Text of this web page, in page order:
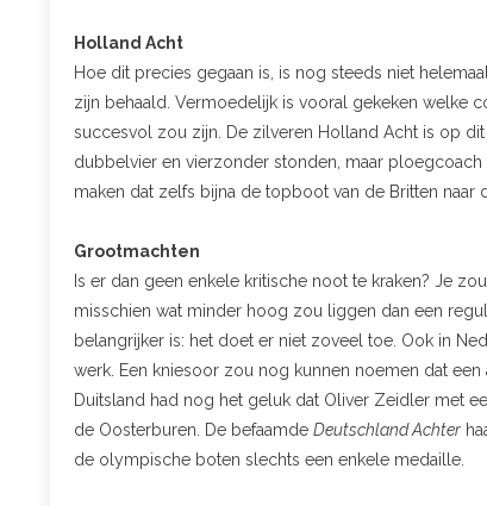
Holland Acht
Hoe dit precies gegaan is, is nog steeds niet
zijn behaald. Vermoedelijk is vooral gekeken welke
succesvol zou zijn. De zilveren Holland Acht is op
dubbelvier en vierzonder stonden, maar
maken dat zelfs bijna de topboot van de Britten naar
Grootmachten
Is er dan geen enkele kritische noot te kraken? Je
misschien wat minder hoog zou liggen dan een
belangrijker is: het doet er niet zoveel toe. Ook in
werk. Een kniesoor zou nog kunnen noemen dat
Duitsland had nog het geluk dat Oliver Zeidler met
de Oosterburen. De befaamde Deutschland Achter
de olympische boten slechts een enkele medaille.